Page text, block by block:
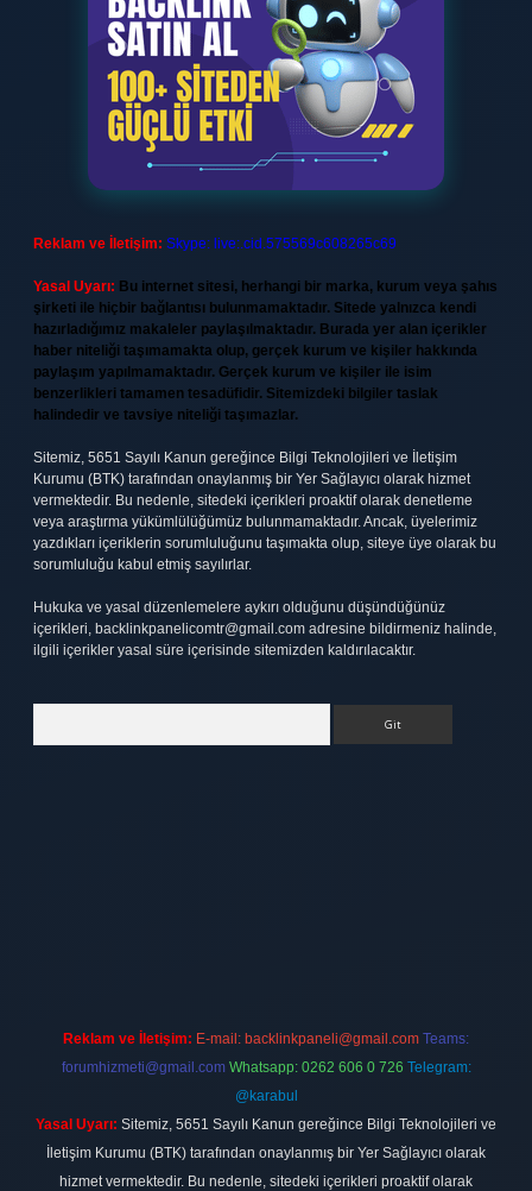
Reklam ve İletişim: Skype: live:.cid.575569c608265c69
Yasal Uyarı: Bu internet sitesi, herhangi bir marka, kurum veya şahıs
şirketi ile hiçbir bağlantısı bulunmamaktadır. Sitede yalnızca kendi
hazırladığımız makaleler paylaşılmaktadır. Burada yer alan içerikler
haber niteliği taşımamakta olup, gerçek kurum ve kişiler hakkında
paylaşım yapılmamaktadır. Gerçek kurum ve kişiler ile isim
benzerlikleri tamamen tesadüfidir. Sitemizdeki bilgiler taslak
halindedir ve tavsiye niteliği taşımazlar.
Sitemiz, 5651 Sayılı Kanun gereğince Bilgi Teknolojileri ve İletişim
Kurumu (BTK) tarafından onaylanmış bir Yer Sağlayıcı olarak hizmet
vermektedir. Bu nedenle, sitedeki içerikleri proaktif olarak denetleme
veya araştırma yükümlülüğümüz bulunmamaktadır. Ancak, üyelerimiz
yazdıkları içeriklerin sorumluluğunu taşımakta olup, siteye üye olarak bu
sorumluluğu kabul etmiş sayılırlar.
Hukuka ve yasal düzenlemelere aykırı olduğunu düşündüğünüz
içerikleri, backlinkpanelicomtr@gmail.com adresine bildirmeniz halinde,
ilgili içerikler yasal süre içerisinde sitemizden kaldırılacaktır.
Reklam ve İletişim: E-mail: backlinkpaneli@gmail.com Teams:
forumhizmeti@gmail.com Whatsapp: 0262 606 0 726 Telegram:
@karabul
Yasal Uyarı: Sitemiz, 5651 Sayılı Kanun gereğince Bilgi Teknolojileri ve
İletişim Kurumu (BTK) tarafından onaylanmış bir Yer Sağlayıcı olarak
hizmet vermektedir. Bu nedenle, sitedeki içerikleri proaktif olarak